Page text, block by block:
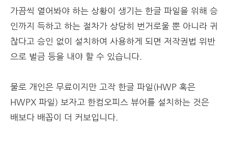
가끔씩 열어봐야 하는 상황이 생기는 한글 파일을 위해 승
인까지 득하고 하는 절차가 상당히 번거로울 뿐 아니라 귀
찮다고 승인 없이 설치하여 사용하게 되면 저작권법 위반
으로 벌금 등을 내야 할 수 있습니다.
물로 개인은 무료이지만 고작 한글 파일(HWP 혹은
HWPX 파일) 보자고 한컴오피스 뷰어를 설치하는 것은
배보다 배꼽이 더 커보입니다.